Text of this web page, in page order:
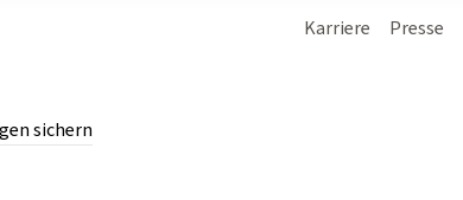
sichern
Karriere Presse